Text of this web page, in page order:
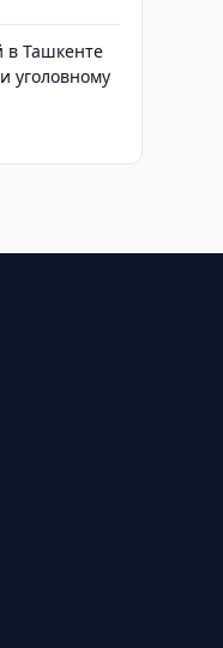
в Ташкенте
уголовному